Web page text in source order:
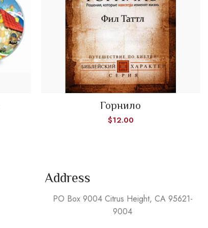
READ MORE
Горнило
$12.00
Address
PO Box 9004 Citrus Height, CA 95621-
9004